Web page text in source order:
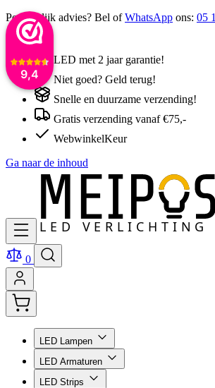
9,4
Persoonlijk advies? Bel ofWhatsApp ons: 05
LED met 2 jaar garantie!
Niet goed? Geld terug!
Snelle en duurzame verzending!
Gratis verzending vanaf €75,-
WebwinkelKeur
Ga naar de inhoud
0
LED Lampen
LED Armaturen
LED Strips